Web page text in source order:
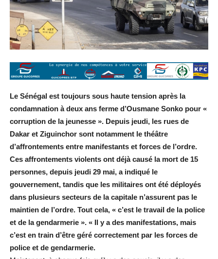
Le Sénégal est toujours sous haute tension après la
condamnation à deux ans ferme d’Ousmane Sonko pour «
corruption de la jeunesse ». Depuis jeudi, les rues de
Dakar et Ziguinchor sont notamment le théâtre
d’affrontements entre manifestants et forces de l’ordre.
Ces affrontements violents ont déjà causé la mort de 15
personnes, depuis jeudi 29 mai, a indiqué le
gouvernement, tandis que les militaires ont été déployés
dans plusieurs secteurs de la capitale n’assurent pas le
maintien de l’ordre. Tout cela, « c’est le travail de la police
et de la gendarmerie ». « Il y a des manifestations, mais
c’est en train d’être géré correctement par les forces de
police et de gendarmerie.